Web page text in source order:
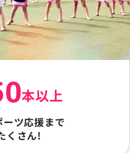
本以上
ツ応援まで
くさん!